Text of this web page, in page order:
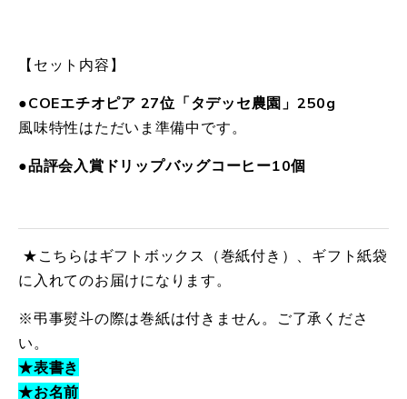
【セット内容】
●COEエチオピア 27位「タデッセ農園」250g
風味特性はただいま準備中です。
●品評会入賞ドリップバッグコーヒー10個
★こちらはギフトボックス（巻紙付き）、ギフト紙袋
に入れてのお届けになります。
※弔事熨斗の際は巻紙は付きません。ご了承くださ
い。
★表書き
★お名前